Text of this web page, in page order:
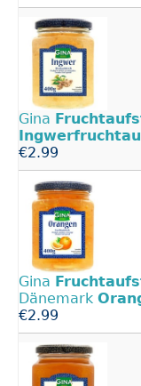
Gina
€2.99
Gina
Dänemark
€2.99